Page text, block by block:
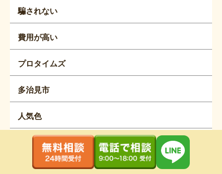
騙されない
費用が高い
プロタイムズ
多治見市
人気色
YouTube